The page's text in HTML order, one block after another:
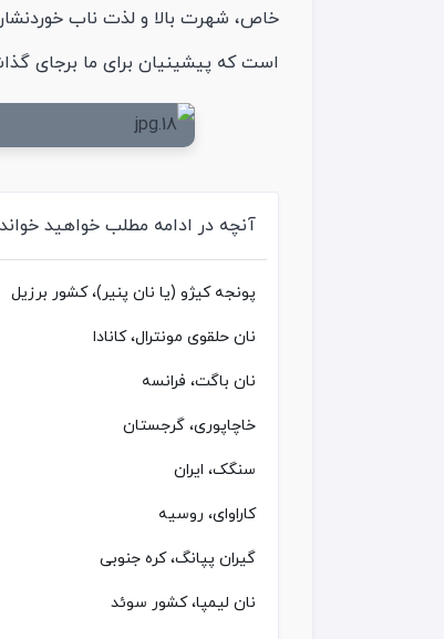
خاص، شهرت بالا و لذت ناب
است که پیشینیان برای ما برجای
آنچه در ادامه مطلب خواهید خواند
پونجه کیژو (یا نان پنیر)، کشور برزیل
نان حلقوی مونترال، کانادا
نان باگت، فرانسه
خاچاپوری، گرجستان
سنگک، ایران
کاراوای، روسیه
گیران پپانگ، کره جنوبی
نان لیمپا، کشور سوئد